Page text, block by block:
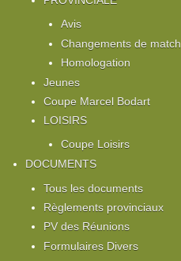
Avis
Changements de match
Homologation
Jeunes
Coupe Marcel Bodart
LOISIRS
Coupe Loisirs
DOCUMENTS
Tous les documents
Règlements provinciaux
PV des Réunions
Formulaires Divers